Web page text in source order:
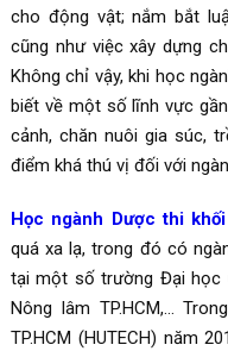
cho động vật; nắm bắt
cũng như việc xây dựng
Không chỉ vậy, khi học
biết về một số lĩnh vực
cảnh, chăn nuôi gia súc,
điểm khá thú vị đối với
Học ngành Dược thi
quá xa lạ, trong đó có
tại một số trường Đại học
Nông lâm TP.HCM,…
TP.HCM (HUTECH) năm